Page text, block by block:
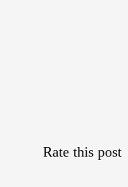
Rate this post